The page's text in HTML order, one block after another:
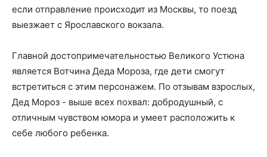
если отправление происходит из Москвы, то поезд
выезжает с Ярославского вокзала.
Главной достопримечательностью Великого Устюна
является Вотчина Деда Мороза, где дети смогут
встретиться с этим персонажем. По отзывам взрослых,
Дед Мороз - выше всех похвал: добродушный, с
отличным чувством юмора и умеет расположить к
себе любого ребенка.